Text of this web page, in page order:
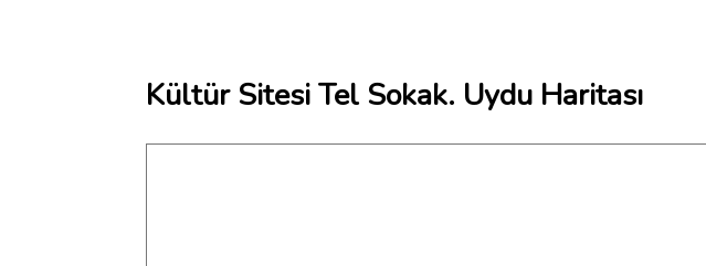
Kültür Sitesi Tel Sokak. Uydu Haritası